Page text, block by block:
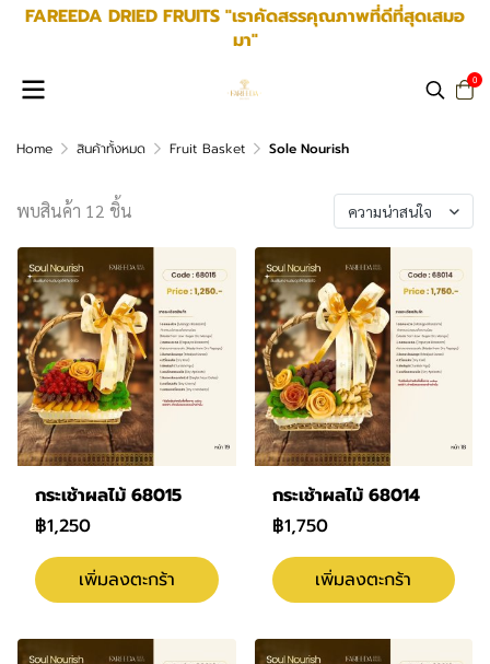
FAREEDA DRIED FRUITS "เราคัดสรรคุณภาพที่ดีที่สุดเสมอ
มา"
0
Home สินค้าทั้งหมด Fruit Basket Sole Nourish
พบสินค้า 12 ชิ้น ความน่าสนใจ
กระเช้าผลไม้ 68015
฿1,250
เพิ่มลงตะกร้า
กระเช้าผลไม้ 68014
฿1,750
เพิ่มลงตะกร้า